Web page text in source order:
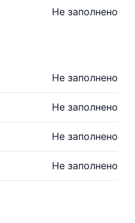
Не заполнено
Не заполнено
Не заполнено
Не заполнено
Не заполнено